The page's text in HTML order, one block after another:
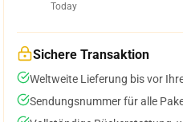
Today
Sichere Transaktion
Weltweite Lieferung bis vor
Sendungsnummer für alle